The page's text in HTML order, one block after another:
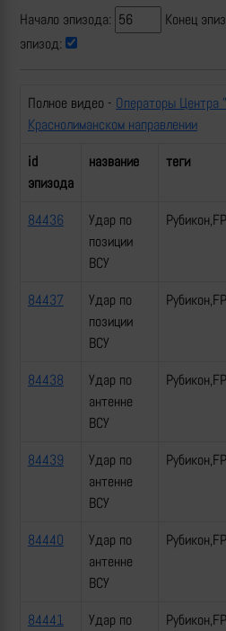
Начало эпизода: Конец
эпизод:
Полное видео - Операторы Центра
Краснолиманском направлении
id
эпизода
название теги
84436
Удар по
позиции
ВСУ
84437
Удар по
позиции
ВСУ
84438
Удар по
антенне
ВСУ
84439
Удар по
антенне
ВСУ
84440
Удар по
антенне
ВСУ
84441
Удар по